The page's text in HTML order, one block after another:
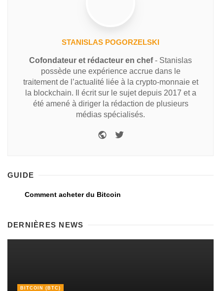
STANISLAS POGORZELSKI
Cofondateur et rédacteur en chef- Stanislas
possède une expérience accrue dans le
traitement de l’actualité liée à la crypto-monnaie et
la blockchain. Il écrit sur le sujet depuis 2017 et a
été amené à diriger la rédaction de plusieurs
médias spécialisés.
GUIDE
Comment acheter du Bitcoin
DERNIÈRES NEWS
BITCOIN (BTC)